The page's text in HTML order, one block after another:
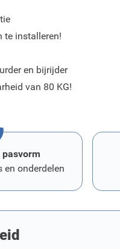
te installeren!
en bijrijder
van 80 KG!
pasvorm
en onderdelen